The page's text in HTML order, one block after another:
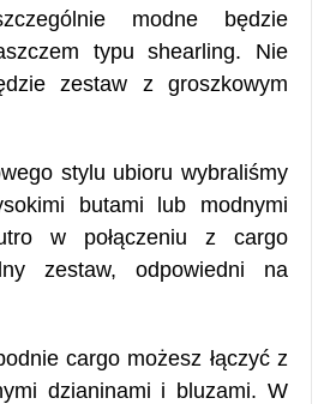
modne będzie
typu shearling. Nie
zestaw z groszkowym
stylu ubioru wybraliśmy
butami lub modnymi
w połączeniu z cargo
zestaw, odpowiedni na
cargo możesz łączyć z
dzianinami i bluzami. W